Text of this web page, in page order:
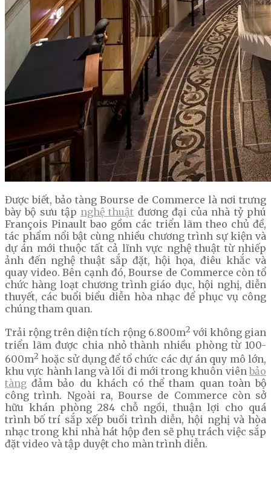
Được biết, bảo tàng Bourse de Commerce là nơi trưng
bày bộ sưu tập nghệ thuật đương đại của nhà tỷ phú
François Pinault bao gồm các triển lãm theo chủ đề,
tác phẩm nổi bật cùng nhiều chương trình sự kiện và
dự án mới thuộc tất cả lĩnh vực nghệ thuật từ nhiếp
ảnh đến nghệ thuật sắp đặt, hội họa, điêu khắc và
quay video. Bên cạnh đó, Bourse de Commerce còn tổ
chức hàng loạt chương trình giáo dục, hội nghị, diễn
thuyết, các buổi biểu diễn hòa nhạc để phục vụ công
chúng tham quan.
Trải rộng trên diện tích rộng 6.800m2 với không gian
triển lãm được chia nhỏ thành nhiều phòng từ 100-
600m2 hoặc sử dụng để tổ chức các dự án quy mô lớn,
khu vực hành lang và lối đi mới trong khuôn viên bảo
tàng đảm bảo du khách có thể tham quan toàn bộ
công trình. Ngoài ra, Bourse de Commerce còn sở
hữu khán phòng 284 chỗ ngồi, thuận lợi cho quá
trình bố trí sắp xếp buổi trình diễn, hội nghị và hòa
nhạc trong khi nhà hát hộp đen sẽ phụ trách việc sắp
đặt video và tập duyệt cho màn trình diễn.